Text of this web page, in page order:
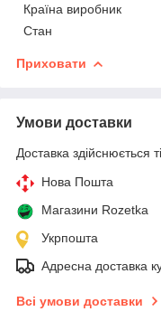
Країна виробник
Стан
Приховати
Умови доставки
Доставка здійснюється
Нова Пошта
Магазини Rozetka
Укрпошта
Адресна доставка
Всі умови доставки